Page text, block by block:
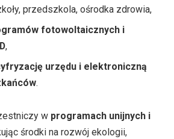
przedszkola, ośrodka zdrowia,
fotowoltaicznych i
,
urzędu i elektroniczną
.
w programach unijnych i
środki na rozwój ekologii,